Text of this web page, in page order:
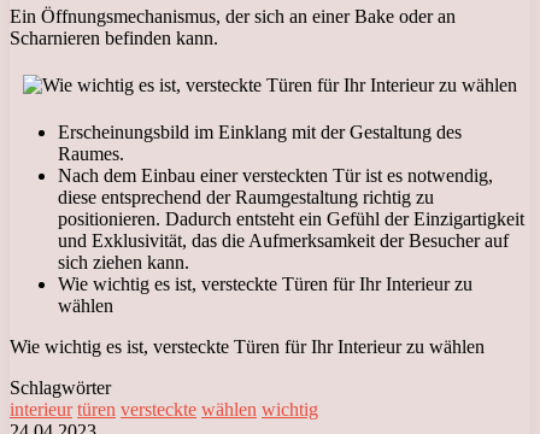
Ein Öffnungsmechanismus, der sich an einer Bake oder an
Scharnieren befinden kann.
Erscheinungsbild im Einklang mit der Gestaltung des
Raumes.
Nach dem Einbau einer versteckten Tür ist es notwendig,
diese entsprechend der Raumgestaltung richtig zu
positionieren. Dadurch entsteht ein Gefühl der Einzigartigkeit
und Exklusivität, das die Aufmerksamkeit der Besucher auf
sich ziehen kann.
Wie wichtig es ist, versteckte Türen für Ihr Interieur zu
wählen
Wie wichtig es ist, versteckte Türen für Ihr Interieur zu wählen
Schlagwörter
interieur türen versteckte wählen wichtig